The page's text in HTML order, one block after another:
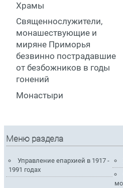
Храмы
Священнослужители,
монашествующие и
миряне Приморья
безвинно пострадавшие
от безбожников в годы
гонений
Монастыри
Меню раздела
Управление епархией в 1917 -
1991 годах